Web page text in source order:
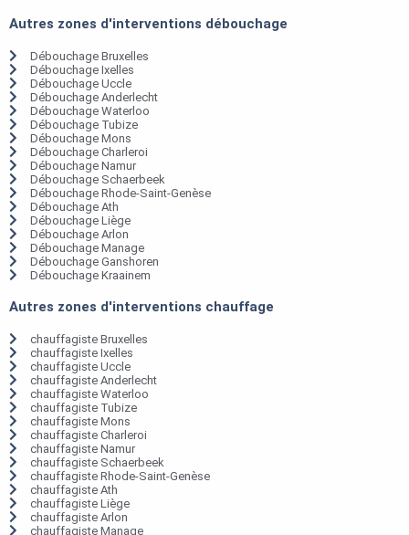
Autres zones d'interventions débouchage
Débouchage Bruxelles
Débouchage Ixelles
Débouchage Uccle
Débouchage Anderlecht
Débouchage Waterloo
Débouchage Tubize
Débouchage Mons
Débouchage Charleroi
Débouchage Namur
Débouchage Schaerbeek
Débouchage Rhode-Saint-Genèse
Débouchage Ath
Débouchage Liège
Débouchage Arlon
Débouchage Manage
Débouchage Ganshoren
Débouchage Kraainem
Autres zones d'interventions chauffage
chauffagiste Bruxelles
chauffagiste Ixelles
chauffagiste Uccle
chauffagiste Anderlecht
chauffagiste Waterloo
chauffagiste Tubize
chauffagiste Mons
chauffagiste Charleroi
chauffagiste Namur
chauffagiste Schaerbeek
chauffagiste Rhode-Saint-Genèse
chauffagiste Ath
chauffagiste Liège
chauffagiste Arlon
chauffagiste Manage